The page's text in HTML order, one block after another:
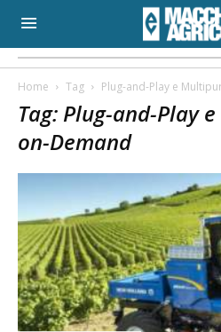
Home Tag Plug-and-Play e
Tag: Plug-and-Play
on-Demand